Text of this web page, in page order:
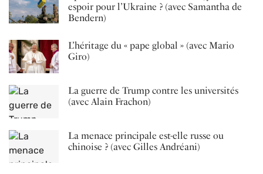
espoir pour l’Ukraine ? (avec Samantha de
Bendern)
L’héritage du « pape global » (avec Mario
Giro)
La guerre de Trump contre les universités
(avec Alain Frachon)
La menace principale est-elle russe ou
chinoise ? (avec Gilles Andréani)